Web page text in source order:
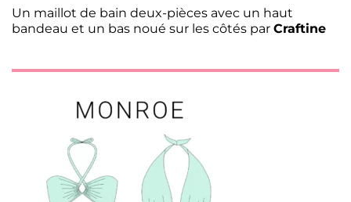
Un maillot de bain deux-pièces avec un haut
bandeau et un bas noué sur les côtés par Craftine